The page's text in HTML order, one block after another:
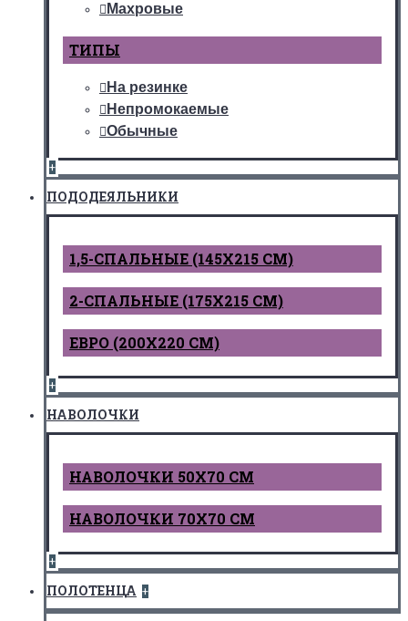
Махровые
ТИПЫ
На резинке
Непромокаемые
Обычные
+
ПОДОДЕЯЛЬНИКИ
1,5-СПАЛЬНЫЕ (145Х215 СМ)
2-СПАЛЬНЫЕ (175Х215 СМ)
ЕВРО (200Х220 СМ)
+
НАВОЛОЧКИ
НАВОЛОЧКИ 50Х70 СМ
НАВОЛОЧКИ 70Х70 СМ
+
ПОЛОТЕНЦА +